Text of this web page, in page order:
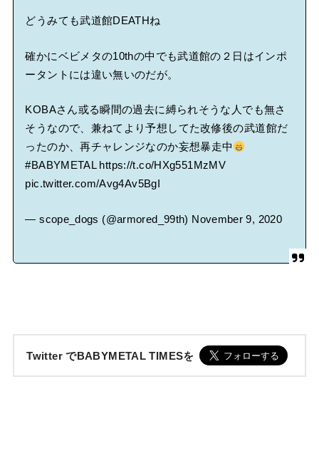
どうみても武道館DEATHね
確かにベビメタの10thの中でも武道館の２日はインポ
ータントには違い無いのだが。
KOBAさん或る瞬間の過去に縛られそうな人でも無さ
そうなので、兼ねてより予想してた改修後の武道館だ
ったのか、再チャレンジなのか妄想暴走中
#BABYMETAL https://t.co/HXg551MzMV
pic.twitter.com/Avg4Av5BgI
— scope_dogs (@armored_99th) November 9, 2020
Twitter でBABYMETAL TIMESを